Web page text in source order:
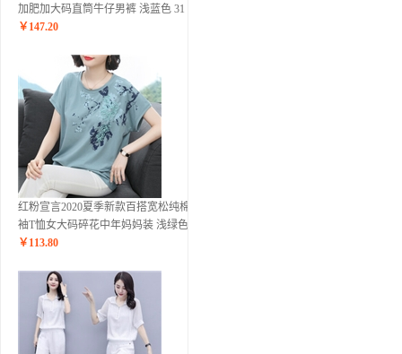
加肥加大码直筒牛仔男裤 浅蓝色 31
￥ 147.20
红粉宣言2020夏季新款百搭宽松纯棉短
袖T恤女大码碎花中年妈妈装 浅绿色 L
￥ 113.80